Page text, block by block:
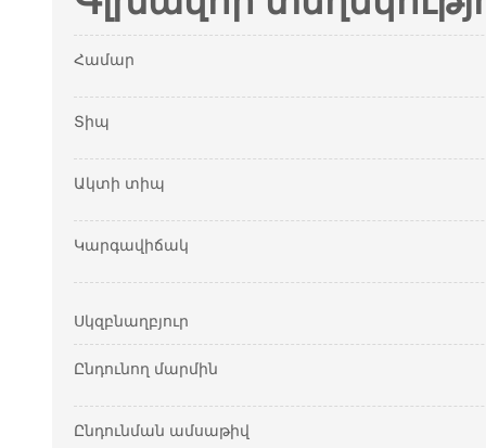
Համար
Տիպ
Ակտի տիպ
Կարգավիճակ
Սկզբնաղբյուր
Ընդունող մարմին
Ընդունման ամսաթիվ